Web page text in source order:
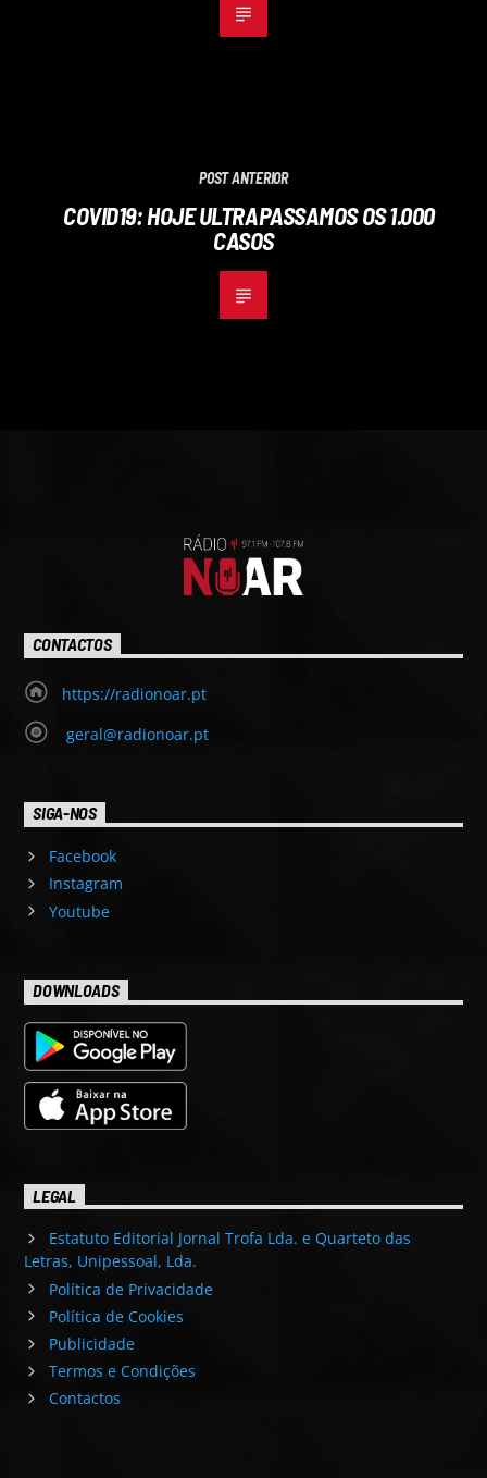
POST ANTERIOR
COVID19: HOJE ULTRAPASSAMOS OS 1.000
CASOS
CONTACTOS
https://radionoar.pt
geral@radionoar.pt
SIGA-NOS
Facebook
Instagram
Youtube
DOWNLOADS
LEGAL
Estatuto Editorial Jornal Trofa Lda. e Quarteto das
Letras, Unipessoal, Lda.
Política de Privacidade
Política de Cookies
Publicidade
Termos e Condições
Contactos